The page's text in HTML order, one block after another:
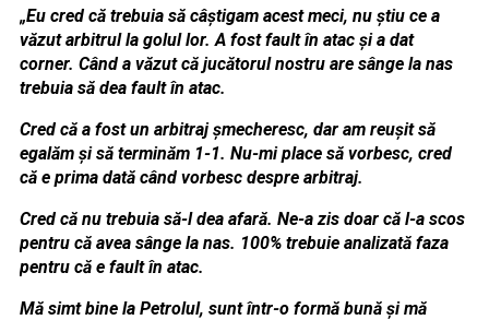
„Eu cred că trebuia să câștigam acest meci, nu știu ce a
văzut arbitrul la golul lor. A fost fault în atac și a dat
corner. Când a văzut că jucătorul nostru are sânge la nas
trebuia să dea fault în atac.
Cred că a fost un arbitraj șmecheresc, dar am reușit să
egalăm și să terminăm 1-1. Nu-mi place să vorbesc, cred
că e prima dată când vorbesc despre arbitraj.
Cred că nu trebuia să-l dea afară. Ne-a zis doar că l-a scos
pentru că avea sânge la nas. 100% trebuie analizată faza
pentru că e fault în atac.
Mă simt bine la Petrolul, sunt într-o formă bună și mă